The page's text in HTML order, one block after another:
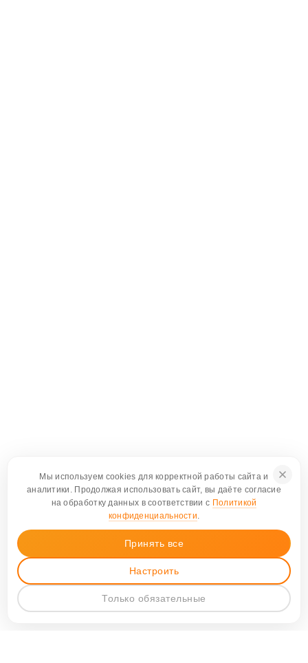
Мы используем cookies для корректной работы сайта и
аналитики. Продолжая использовать сайт, вы даёте согласие
на обработку данных в соответствии с Политикой
конфиденциальности.
Принять все
Настроить
Только обязательные